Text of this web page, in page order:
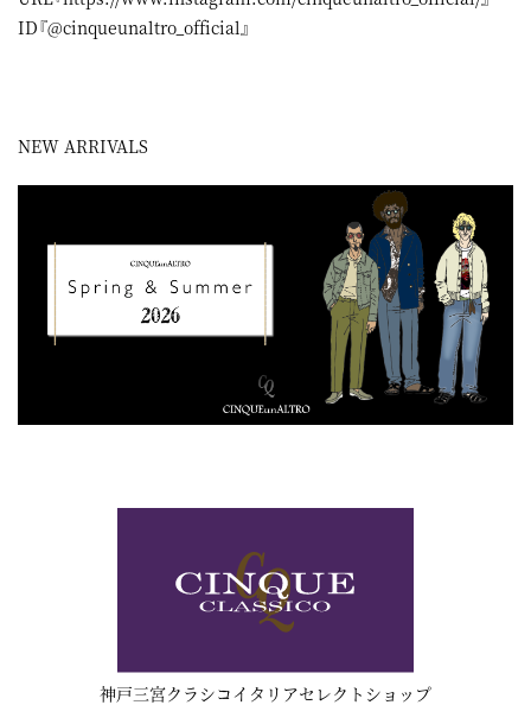
ID『@cinqueunaltro_official』
NEW ARRIVALS
神戸三宮クラシコイタリアセレクトショップ